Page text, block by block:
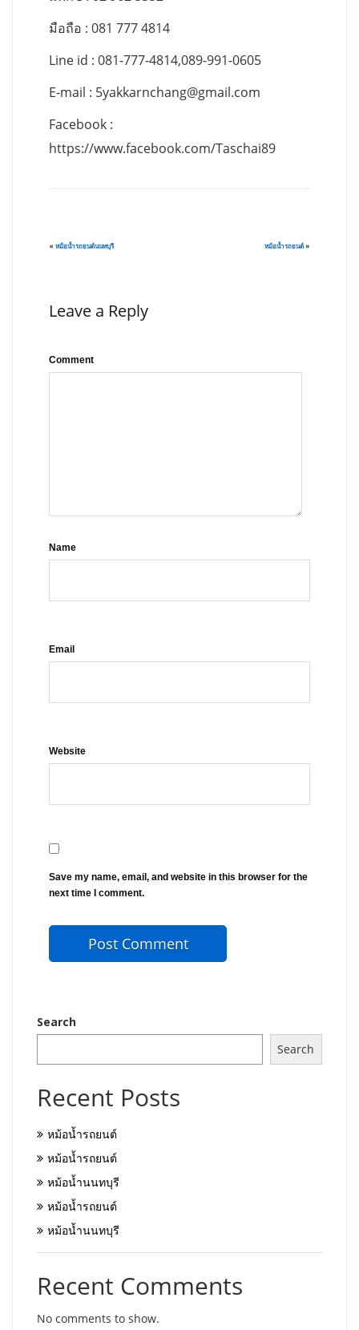
มือถือ : 081 777 4814
Line id : 081-777-4814,089-991-0605
E-mail : 5yakkarnchang@gmail.com
Facebook :
https://www.facebook.com/Taschai89
« หม้อน้ำรถยนต์นนทบุรี หม้อน้ำรถยนต์ »
Leave a Reply
Comment
Name
Email
Website
Save my name, email, and website in this browser for the
next time I comment.
Search
Search
Recent Posts
หม้อน้ำรถยนต์
หม้อน้ำรถยนต์
หม้อน้ำนนทบุรี
หม้อน้ำรถยนต์
หม้อน้ำนนทบุรี
Recent Comments
No comments to show.